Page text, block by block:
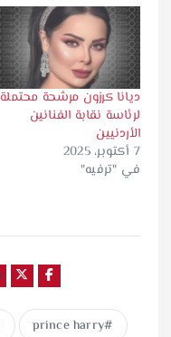
ديانا كرزون مرشحة محتملة
لرئاسة نقابة الفنانين
الأردنيين
7 أكتوبر، 2025
في "ترفيه"
prince harry